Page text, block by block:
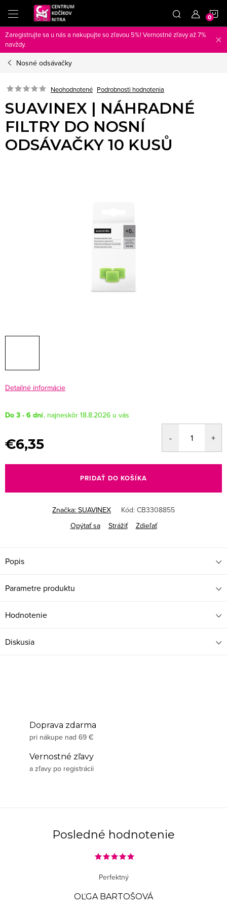
obsah
Zaregistrujte sa u nás a nakupujte so zľavou 5%! Vernostné zľavy až 7%
navždy.
Nosné odsávačky
Neohodnotené Podrobnosti hodnotenia
SUAVINEX | NÁHRADNÉ
FILTRY DO NOSNÍ
ODSÁVAČKY 10 KUSŮ
Detailné informácie
Do 3 - 6 dní 18.8.2026
€6,35
cena:
PRIDAŤ DO KOŠÍKA
Značka: SUAVINEX Kód: CB3308855
Opýtať sa
Strážiť Zdieľať
Popis
Parametre produktu
Hodnotenie
Diskusia
Doprava zdarma
pri nákupe nad 69 €
Vernostné zľavy
a zľavy po registrácii
Posledné hodnotenie
Perfektný
OĽGA BARTOŠOVÁ